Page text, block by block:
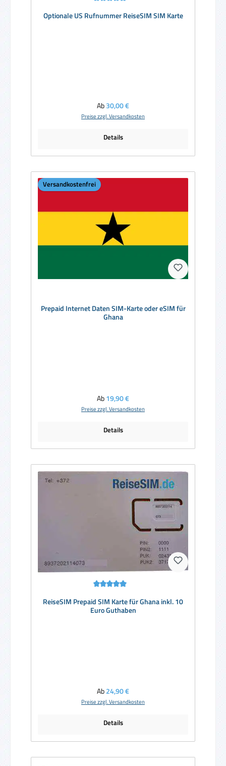
Optionale US Rufnummer ReiseSIM SIM Karte
Regulärer Preis:
Ab30,00 €
Preise zzgl. Versandkosten
Details
Versandkostenfrei
Prepaid Internet Daten SIM-Karte oder eSIM für
Ghana
Regulärer Preis:
Ab19,90 €
Preise zzgl. Versandkosten
Details
ReiseSIM Prepaid SIM Karte für Ghana inkl. 10
Euro Guthaben
Regulärer Preis:
Ab24,90 €
Preise zzgl. Versandkosten
Details